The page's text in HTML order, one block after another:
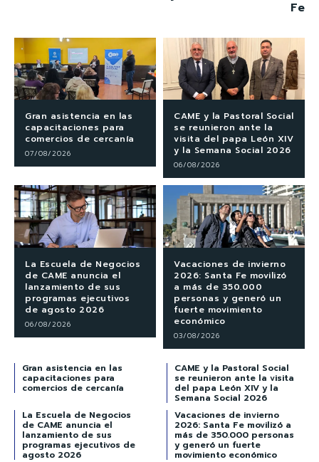
Fe
Gran asistencia en las
capacitaciones para
comercios de cercanía
07/08/2026
CAME y la Pastoral Social
se reunieron ante la
visita del papa León XIV
y la Semana Social 2026
06/08/2026
La Escuela de Negocios
de CAME anuncia el
lanzamiento de sus
programas ejecutivos
de agosto 2026
06/08/2026
Vacaciones de invierno
2026: Santa Fe movilizó
a más de 350.000
personas y generó un
fuerte movimiento
económico
03/08/2026
Gran asistencia en las
capacitaciones para
comercios de cercanía
CAME y la Pastoral Social
se reunieron ante la visita
del papa León XIV y la
Semana Social 2026
La Escuela de Negocios
de CAME anuncia el
lanzamiento de sus
programas ejecutivos de
agosto 2026
Vacaciones de invierno
2026: Santa Fe movilizó a
más de 350.000 personas
y generó un fuerte
movimiento económico